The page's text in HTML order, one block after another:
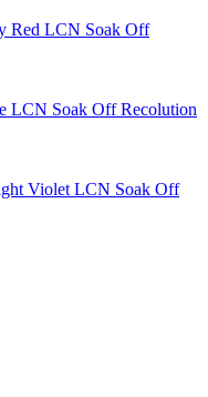
LCN Soak Off
LCN Soak Off Recolution
LCN Soak Off